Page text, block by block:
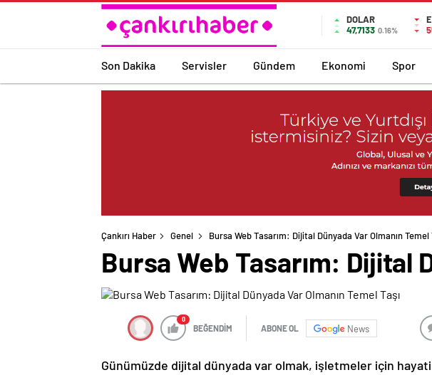
DOLAR
47,7133 0.16%
Son Dakika Servisler Gündem Ekonomi Spor
Çankırı Haber Genel Bursa Web Tasarım: Dijital Dünyada Var Olmanın Temel
Bursa Web Tasarım: Dijital
0
BEĞENDİM ABONE OL News
Günümüzde dijital dünyada var olmak, işletmeler için